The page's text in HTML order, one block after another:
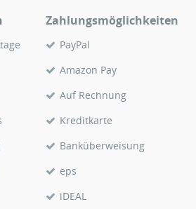
Zahlungsmöglichkeiten
PayPal
Amazon Pay
Auf Rechnung
Kreditkarte
Banküberweisung
eps
iDEAL